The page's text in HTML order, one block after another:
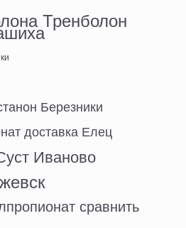
Тренболон
Березники
доставка Елец
Иваново
сравнить